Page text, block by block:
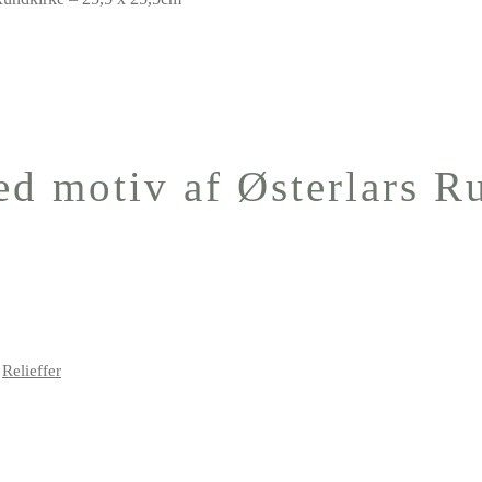
motiv af Østerlars
Relieffer